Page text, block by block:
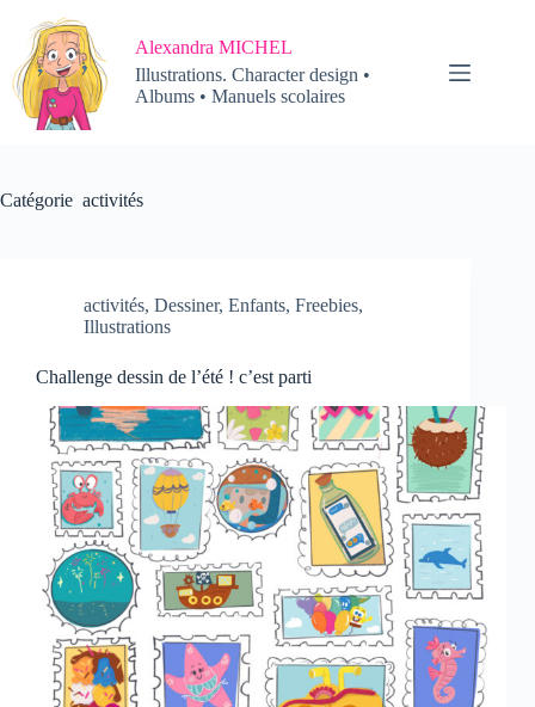
contenu
Alexandra MICHEL
Illustrations. Character design •
Albums • Manuels scolaires
Catégorie activités
activités, Dessiner, Enfants, Freebies,
Illustrations
Challenge dessin de l’été ! c’est parti